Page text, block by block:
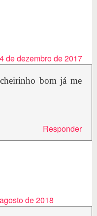
4 de dezembro de 2017
bom já me
Responder
de 2018